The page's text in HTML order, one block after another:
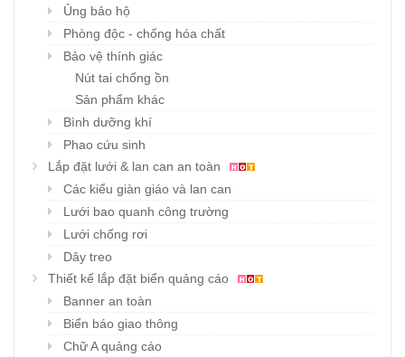
Ủng bảo hộ
Phòng độc - chống hóa chất
Bảo vệ thính giác
Nút tai chống ồn
Sản phẩm khác
Bình dưỡng khí
Phao cứu sinh
Lắp đặt lưới & lan can an toàn
Các kiểu giàn giáo và lan can
Lưới bao quanh công trường
Lưới chống rơi
Dây treo
Thiết kế lắp đặt biển quảng cáo
Banner an toàn
Biển báo giao thông
Chữ A quảng cáo